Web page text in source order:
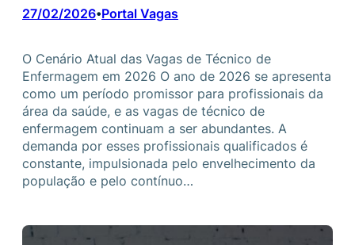
27/02/2026•Portal Vagas
O Cenário Atual das Vagas de Técnico de
Enfermagem em 2026 O ano de 2026 se apresenta
como um período promissor para profissionais da
área da saúde, e as vagas de técnico de
enfermagem continuam a ser abundantes. A
demanda por esses profissionais qualificados é
constante, impulsionada pelo envelhecimento da
população e pelo contínuo…